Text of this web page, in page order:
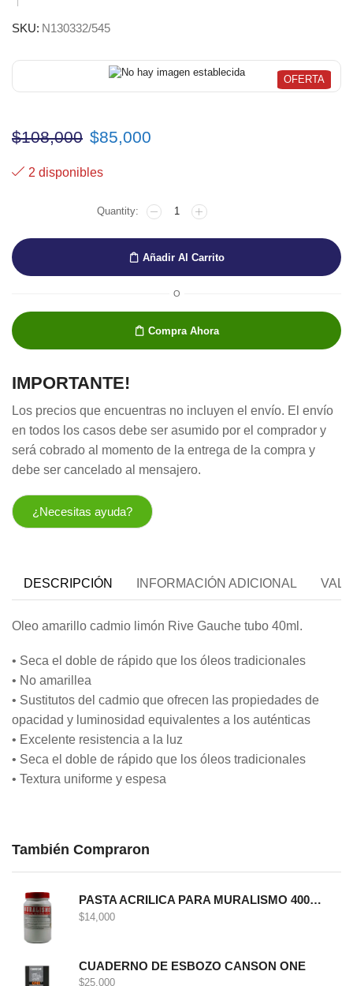
SKU: N130332/545
OFERTA
$108,000 El
era:
$108,000.
$85,000
es:
$85,000.
2 disponibles
OLEO
RIVE
GAUCHE
CADMIO
LIMÓN
TUBO
cantidad
Añadir Al Carrito
O
Compra Ahora
IMPORTANTE!
Los precios que encuentras no incluyen el envío. El envío
en todos los casos debe ser asumido por el comprador y
será cobrado al momento de la entrega de la compra y
debe ser cancelado al mensajero.
¿Necesitas ayuda?
DESCRIPCIÓN INFORMACIÓN ADICIONAL
Oleo amarillo cadmio limón Rive Gauche tubo 40ml.
• Seca el doble de rápido que los óleos tradicionales
• No amarillea
• Sustitutos del cadmio que ofrecen las propiedades de
opacidad y luminosidad equivalentes a los auténticas
• Excelente resistencia a la luz
• Seca el doble de rápido que los óleos tradicionales
• Textura uniforme y espesa
También Compraron
PASTA ACRILICA PARA MURALISMO 400 GRS
$14,000
CUADERNO DE ESBOZO CANSON ONE
$25,000